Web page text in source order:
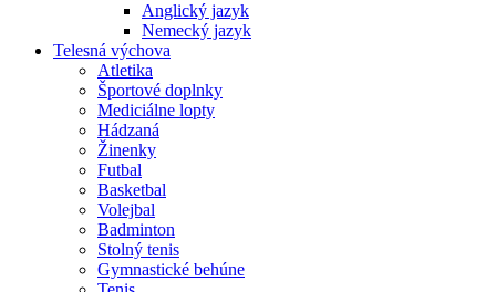
Anglický jazyk
Nemecký jazyk
Telesná výchova
Atletika
Športové doplnky
Mediciálne lopty
Hádzaná
Žinenky
Futbal
Basketbal
Volejbal
Badminton
Stolný tenis
Gymnastické behúne